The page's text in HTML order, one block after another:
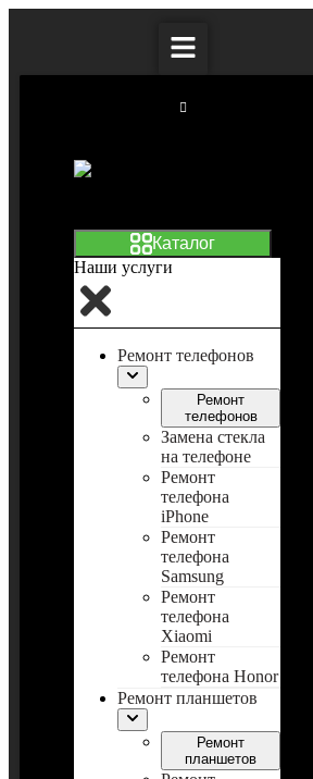
Наши услуги
Ремонт телефонов
Ремонт
телефонов
Замена стекла
на телефоне
Ремонт
телефона
iPhone
Ремонт
телефона
Samsung
Ремонт
телефона
Xiaomi
Ремонт
телефона Honor
Ремонт планшетов
Ремонт
планшетов